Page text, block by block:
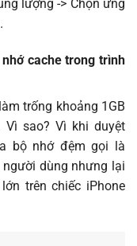
lượng -> Chọn ứng
cache trong trình
làm trống khoảng 1GB
Vì sao? Vì khi duyệt
bộ nhớ đệm gọi là
dùng nhưng lại
trên chiếc iPhone